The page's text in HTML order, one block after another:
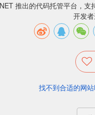
推出的代码托管平台，
开发者
找不到合适的网